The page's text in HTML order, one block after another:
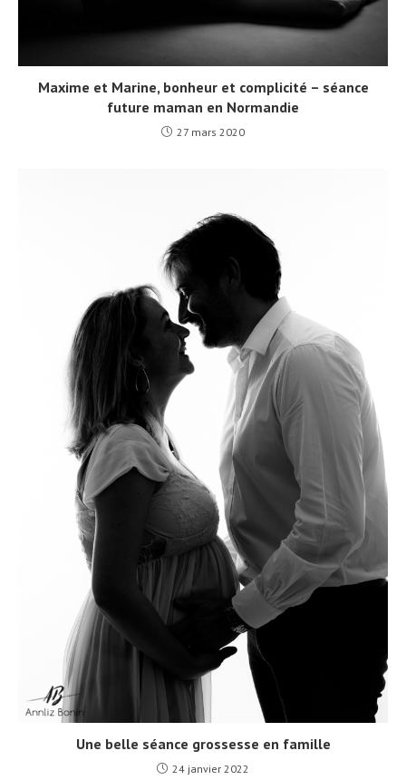
Maxime et Marine, bonheur et complicité – séance
future maman en Normandie
27 mars 2020
Une belle séance grossesse en famille
24 janvier 2022